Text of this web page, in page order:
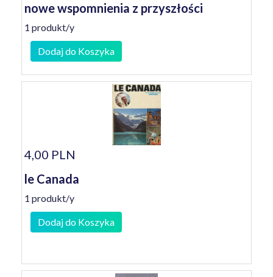
nowe wspomnienia z przyszłości
1 produkt/y
Dodaj do Koszyka
4,00 PLN
le Canada
1 produkt/y
Dodaj do Koszyka